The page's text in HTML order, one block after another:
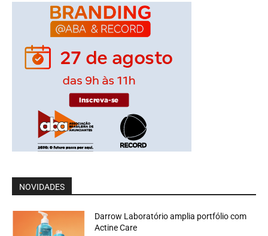
NOVIDADES
Darrow Laboratório amplia portfólio com
Actine Care